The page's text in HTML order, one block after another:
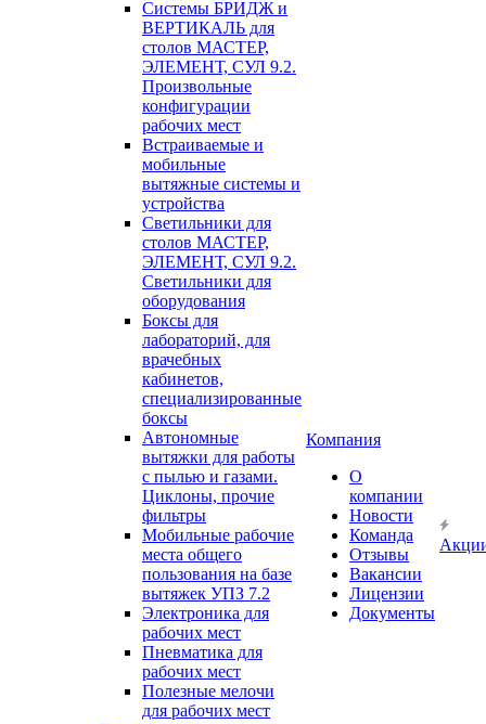
Системы БРИДЖ и
ВЕРТИКАЛЬ для
столов МАСТЕР,
ЭЛЕМЕНТ, СУЛ 9.2.
Произвольные
конфигурации
рабочих мест
Встраиваемые и
мобильные
вытяжные системы и
устройства
Светильники для
столов МАСТЕР,
ЭЛЕМЕНТ, СУЛ 9.2.
Светильники для
оборудования
Боксы для
лабораторий, для
врачебных
кабинетов,
специализированные
боксы
Автономные
вытяжки для работы
с пылью и газами.
Циклоны, прочие
фильтры
Мобильные рабочие
места общего
пользования на базе
вытяжек УПЗ 7.2
Электроника для
рабочих мест
Пневматика для
рабочих мест
Полезные мелочи
для рабочих мест
Компания
О
компании
Новости
Команда
Отзывы
Вакансии
Лицензии
Документы